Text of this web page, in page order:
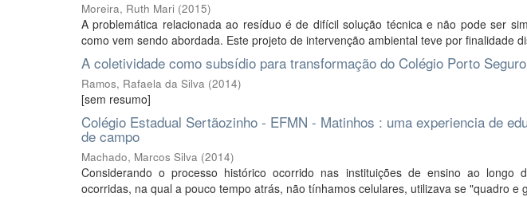
Moreira, Ruth Mari (2015)
A problemática relacionada ao resíduo é de difícil solução técnica e não pode ser
como vem sendo abordada. Este projeto de intervenção ambiental teve por finalidade
A coletividade como subsídio para transformação do Colégio Porto
Ramos, Rafaela da Silva (2014)
[sem resumo]
Colégio Estadual Sertãozinho - EFMN - Matinhos : uma experiencia de
de campo
Machado, Marcos Silva (2014)
Considerando o processo histórico ocorrido nas instituições de ensino ao longo
ocorridas, na qual a pouco tempo atrás, não tínhamos celulares, utilizava se "quadro e